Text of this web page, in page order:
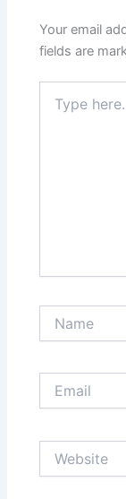
Your email
fields are
here..